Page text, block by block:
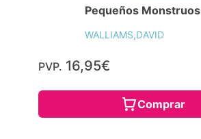
Pequeños Monstruos
WALLIAMS,DAVID
PVP. 16,95€
Comprar